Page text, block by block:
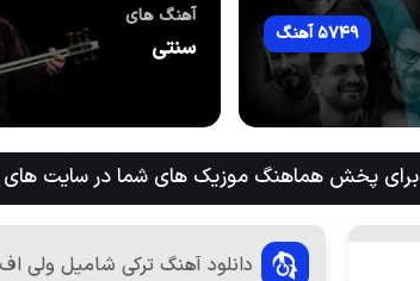
5749 آهنگ
آهنگ های
سنتی
برای پخش هماهنگ موزیک های شما در سایت های
دانلود آهنگ ترکی شامیل ولی